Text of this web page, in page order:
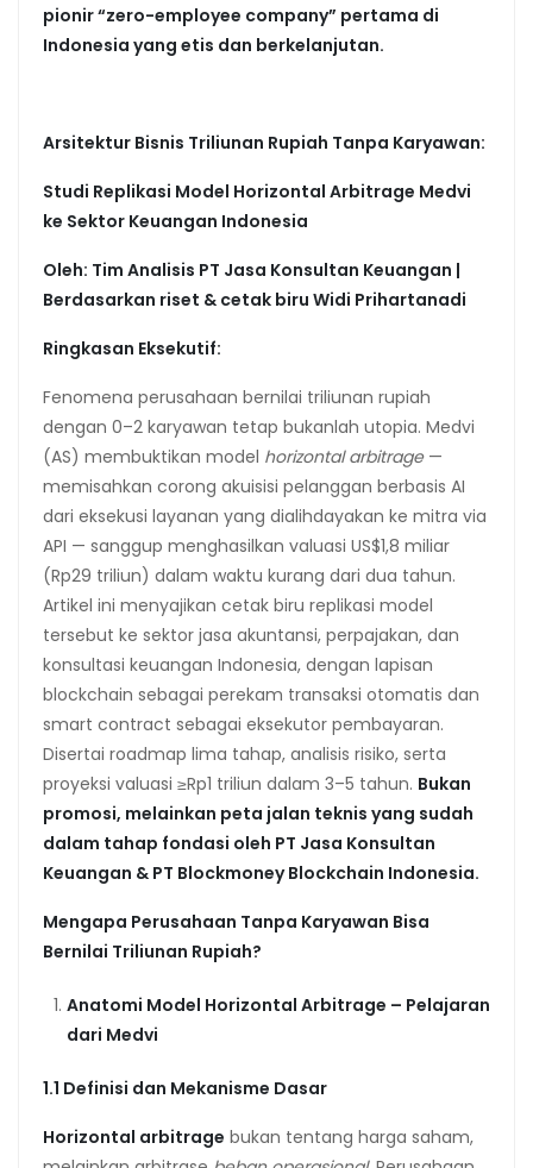
pionir “zero-employee company” pertama di
Indonesia yang etis dan berkelanjutan.
Arsitektur Bisnis Triliunan Rupiah Tanpa Karyawan:
Studi Replikasi Model Horizontal Arbitrage Medvi
ke Sektor Keuangan Indonesia
Oleh: Tim Analisis PT Jasa Konsultan Keuangan |
Berdasarkan riset & cetak biru Widi Prihartanadi
Ringkasan Eksekutif:
Fenomena perusahaan bernilai triliunan rupiah
dengan 0–2 karyawan tetap bukanlah utopia. Medvi
(AS) membuktikan model horizontal arbitrage—
memisahkan corong akuisisi pelanggan berbasis AI
dari eksekusi layanan yang dialihdayakan ke mitra via
API — sanggup menghasilkan valuasi US$1,8 miliar
(Rp29 triliun) dalam waktu kurang dari dua tahun.
Artikel ini menyajikan cetak biru replikasi model
tersebut ke sektor jasa akuntansi, perpajakan, dan
konsultasi keuangan Indonesia, dengan lapisan
blockchain sebagai perekam transaksi otomatis dan
smart contract sebagai eksekutor pembayaran.
Disertai roadmap lima tahap, analisis risiko, serta
proyeksi valuasi ≥Rp1 triliun dalam 3–5 tahun. Bukan
promosi, melainkan peta jalan teknis yang sudah
dalam tahap fondasi oleh PT Jasa Konsultan
Keuangan & PT Blockmoney Blockchain Indonesia.
Mengapa Perusahaan Tanpa Karyawan Bisa
Bernilai Triliunan Rupiah?
Anatomi Model Horizontal Arbitrage – Pelajaran
dari Medvi
1.1 Definisi dan Mekanisme Dasar
Horizontal arbitrage bukan tentang harga saham,